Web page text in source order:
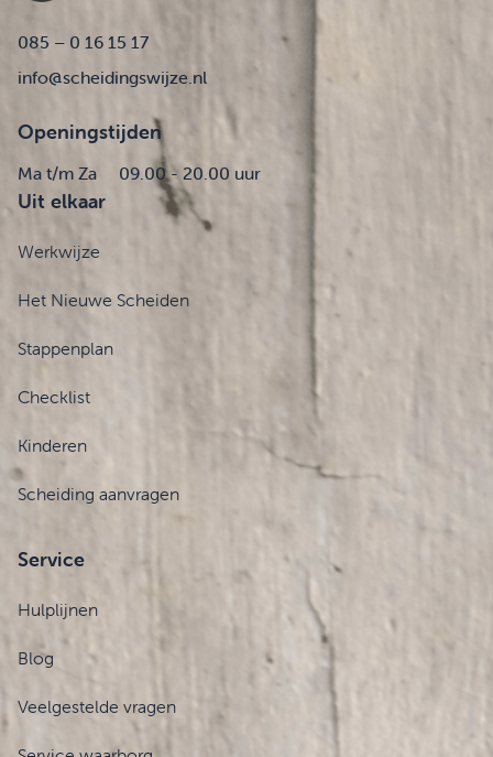
085 – 0 16 15 17
info@scheidingswijze.nl
Openingstijden
Ma t/m Za 09.00 - 20.00 uur
Uit elkaar
Werkwijze
Het Nieuwe Scheiden
Stappenplan
Checklist
Kinderen
Scheiding aanvragen
Service
Hulplijnen
Blog
Veelgestelde vragen